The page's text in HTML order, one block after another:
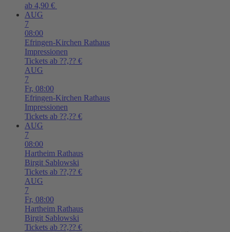
ab 4,90 €
AUG
7
08:00
Efringen-Kirchen Rathaus
Impressionen
Tickets ab ??,?? €
AUG
7
Fr, 08:00
Efringen-Kirchen Rathaus
Impressionen
Tickets ab ??,?? €
AUG
7
08:00
Hartheim Rathaus
Birgit Sablowski
Tickets ab ??,?? €
AUG
7
Fr, 08:00
Hartheim Rathaus
Birgit Sablowski
Tickets ab ??,?? €